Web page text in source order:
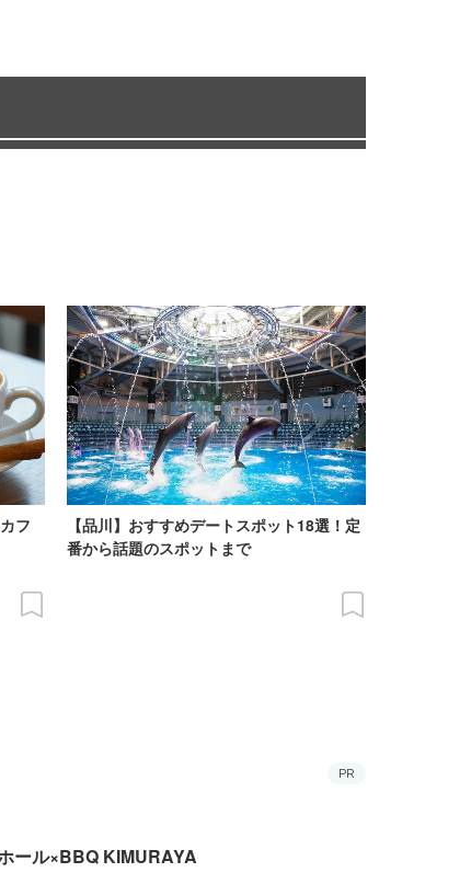
フ
【品川】おすすめデートスポット18選！定
番から話題のスポットまで
PR
ール×BBQ KIMURAYA